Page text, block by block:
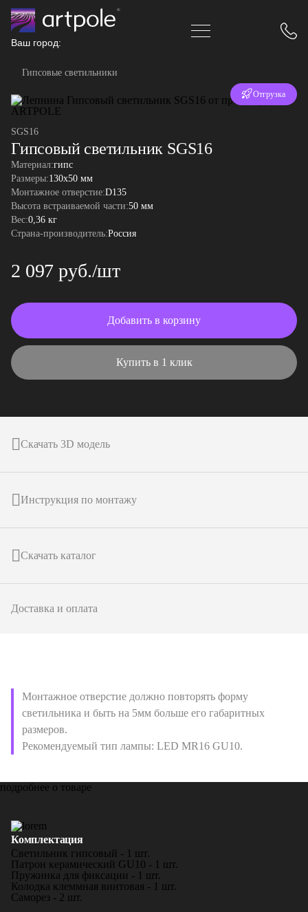
Ваш город:
Гипсовые светильники
Отгрузка
SGS16
Гипсовый светильник SGS16
Материал:гипс
Размеры:130x50 мм
Монтажное отверстие:D135
Высота встраиваемой части:50 мм
Вес:0,36 кг
Страна-производитель:Россия
2 097 руб./шт
Добавить в корзину
Купить в 1 клик
Скачать 3D модель
Инструкция по монтажу
Скачать каталог
Доставка и оплата
Монтажное отверстие должно повторять форму
светильника и быть на 5мм больше его габаритных
размеров.
Рекомендуемый тип лампы: LED MR16 GU10.
подробнее о товаре
Комплектация
Светильник гипсовый - 1 шт.
Патрон керамический GU10 - 1 шт.
Пружинка для фиксации - 1 шт.
Колодка клеммная винтовая - 1 шт.
Саморез - 2 шт.